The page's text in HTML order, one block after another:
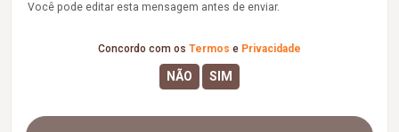
Você pode editar esta mensagem antes de enviar.
Concordo com os Termos e Privacidade